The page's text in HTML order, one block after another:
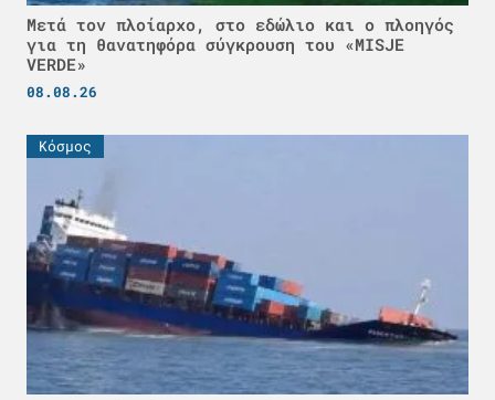
Μετά τον πλοίαρχο, στο εδώλιο και ο πλοηγός
για τη θανατηφόρα σύγκρουση του «MISJE
VERDE»
08.08.26
Κόσμος